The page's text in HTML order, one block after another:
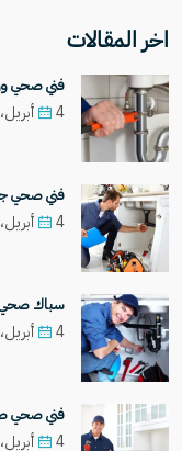
اخر المقالات
فني صحي
4 أبريل، 2023
فني صحي
4 أبريل، 2023
سباك صحي
4 أبريل، 2023
فني صحي
4 أبريل، 2023